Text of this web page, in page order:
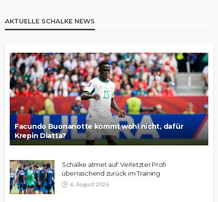
AKTUELLE SCHALKE NEWS
Facundo Buonanotte kommt wohl nicht, dafür
Krepin Diatta?
Schalke atmet auf: Verletzter Profi
überraschend zurück im Training
6. August 2026